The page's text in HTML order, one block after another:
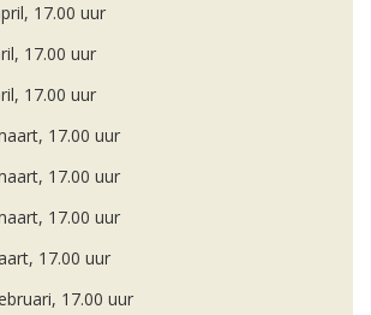
17.00 uur
17.00 uur
17.00 uur
17.00 uur
17.00 uur
17.00 uur
17.00 uur
17.00 uur